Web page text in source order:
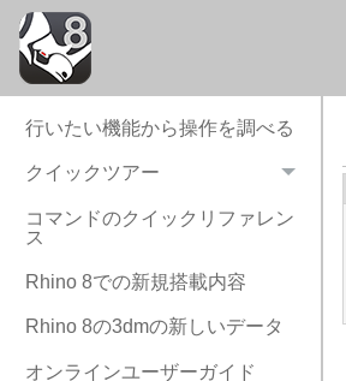
行いたい機能から操作を調べる
クイックツアー
コマンドのクイックリファレン
ス
Rhino 8での新規搭載内容
Rhino 8の3dmの新しいデータ
オンラインユーザーガイド